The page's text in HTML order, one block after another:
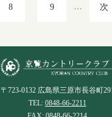
8 9 … 次
〒723-0132 広島県三原市長谷町
TEL: 0848-66-2211